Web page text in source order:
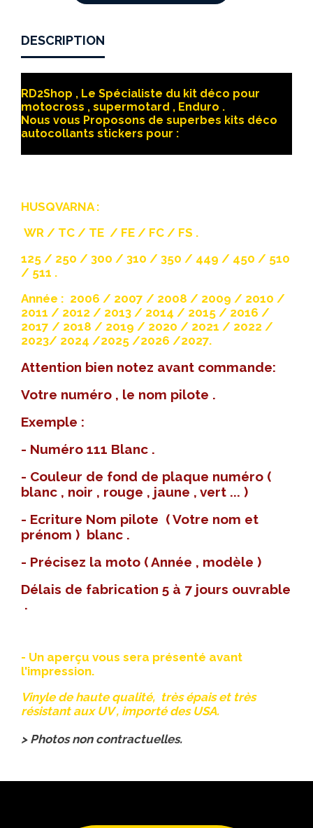
DESCRIPTION
RD2Shop , Le Spécialiste du kit déco pour
motocross , supermotard , Enduro .
Nous vous Proposons de superbes kits déco
autocollants stickers pour :
HUSQVARNA :
WR / TC / TE / FE / FC / FS .
125 / 250 / 300 / 310 / 350 / 449 / 450 / 510
/ 511 .
Année : 2006 / 2007 / 2008 / 2009 / 2010 /
2011 / 2012 / 2013 / 2014 / 2015 / 2016 /
2017 / 2018 / 2019 / 2020 / 2021 / 2022 /
2023/ 2024 /2025 /2026 /2027.
Attention bien notez avant commande:
Votre numéro , le nom pilote .
Exemple :
- Numéro 111 Blanc .
- Couleur de fond de plaque numéro (
blanc , noir , rouge , jaune , vert ... )
- Ecriture Nom pilote ( Votre nom et
prénom ) blanc .
- Précisez la moto ( Année , modèle )
Délais de fabrication 5 à 7 jours ouvrable
.
- Un aperçu vous sera présenté avant
l'impression.
Vinyle de haute qualité, très épais et très
résistant aux UV , importé des USA.
> Photos non contractuelles.